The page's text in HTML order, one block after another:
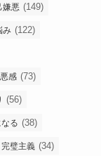
嫌悪 (149)
み (122)
感 (73)
(56)
る (38)
完璧主義 (34)